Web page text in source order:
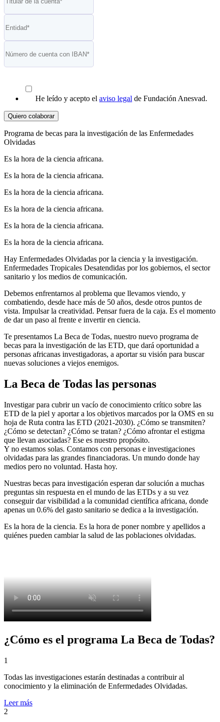
He leído y acepto el aviso legal de Fundación Anesvad.
Quiero colaborar
Programa de becas para la investigación de las Enfermedades
Olvidadas
Es la hora de la ciencia africana.
Es la hora de la ciencia africana.
Es la hora de la ciencia africana.
Es la hora de la ciencia africana.
Es la hora de la ciencia africana.
Es la hora de la ciencia africana.
Hay Enfermedades Olvidadas por la ciencia y la investigación.
Enfermedades Tropicales Desatendidas por los gobiernos, el sector
sanitario y los medios de comunicación.
Debemos enfrentarnos al problema que llevamos viendo, y
combatiendo, desde hace más de 50 años, desde otros puntos de
vista. Impulsar la creatividad. Pensar fuera de la caja. Es el momento
de dar un paso al frente e invertir en ciencia.
Te presentamos La Beca de Todas, nuestro nuevo programa de
becas para la investigación de las ETD, que dará oportunidad a
personas africanas investigadoras, a aportar su visión para buscar
nuevas soluciones a viejos enemigos.
La Beca de Todas las personas
Investigar para cubrir un vacío de conocimiento crítico sobre las
ETD de la piel y aportar a los objetivos marcados por la OMS en su
hoja de Ruta contra las ETD (2021-2030). ¿Cómo se transmiten?
¿Cómo se detectan? ¿Cómo se tratan? ¿Cómo afrontar el estigma
que llevan asociadas? Ese es nuestro propósito.
Y no estamos solas. Contamos con personas e investigaciones
olvidadas para las grandes financiadoras. Un mundo donde hay
medios pero no voluntad. Hasta hoy.
Nuestras becas para investigación esperan dar solución a muchas
preguntas sin respuesta en el mundo de las ETDs y a su vez
conseguir dar visibilidad a la comunidad científica africana, donde
apenas un 0.6% del gasto sanitario se dedica a la investigación.
Es la hora de la ciencia. Es la hora de poner nombre y apellidos a
quiénes pueden cambiar la salud de las poblaciones olvidadas.
¿Cómo es el programa La Beca de Todas?
1
Todas las investigaciones estarán destinadas a contribuir al
conocimiento y la eliminación de Enfermedades Olvidadas.
Leer más
2